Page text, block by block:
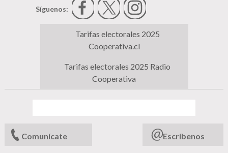
Síguenos:
Tarifas electorales 2025
Cooperativa.cl
Tarifas electorales 2025 Radio
Cooperativa
Comunícate Escríbenos